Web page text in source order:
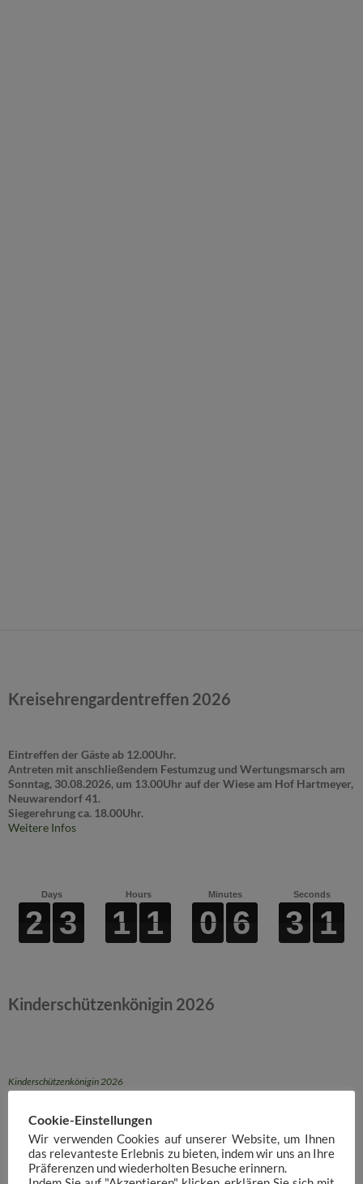
Kreisehrengardentreffen 2026
Eintreffen der Gäste ab 12.00Uhr.
Antreten mit anschließendem Festumzug und Wertungsmarsch am
Sonntag, 30.08.2026, um 13.00Uhr auf der Wiese am Hof Hartmeyer,
Neuwarendorf 41.
Siegerehrung ca. 18.00Uhr.
Weitere Infos
Days
2
2
2
2 3
3
3
3
Hours
1
1
1
1 1
1
1
1
Minutes
0
0
0
0 6
6
6
6
Seconds
3
3
3
3 0
0
0
0
Kinderschützenkönigin 2026
Kinderschützenkönigin 2026
WhatsApp
Facebook
Instagram
YouTube
Cookie-Einstellungen
Wir verwenden Cookies auf unserer Website, um Ihnen
das relevanteste Erlebnis zu bieten, indem wir uns an Ihre
Präferenzen und wiederholten Besuche erinnern.